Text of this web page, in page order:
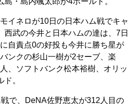
イネロが10日の日本ハム戦でキャ
西武の今井と日本ハムの達は、7日
自責点0の好投も今井に勝ち星が
ンクの杉山一樹が2セーブ、楽
、ソフトバンク松本裕樹、オリッ
。
で、DeNA佐野恵太が312人目の